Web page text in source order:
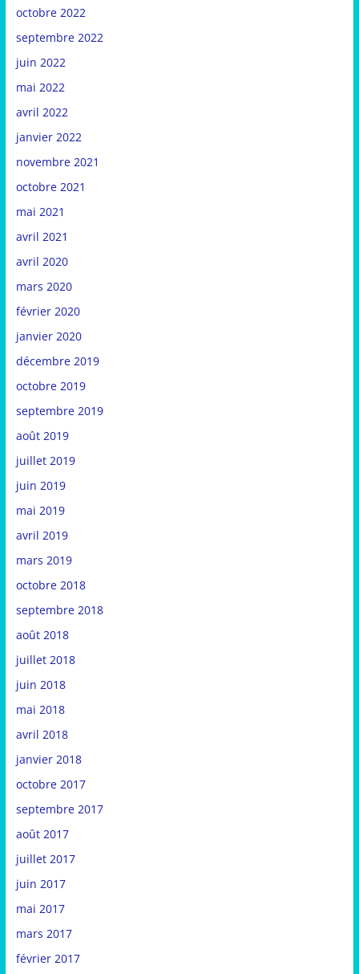
octobre 2022
septembre 2022
juin 2022
mai 2022
avril 2022
janvier 2022
novembre 2021
octobre 2021
mai 2021
avril 2021
avril 2020
mars 2020
février 2020
janvier 2020
décembre 2019
octobre 2019
septembre 2019
août 2019
juillet 2019
juin 2019
mai 2019
avril 2019
mars 2019
octobre 2018
septembre 2018
août 2018
juillet 2018
juin 2018
mai 2018
avril 2018
janvier 2018
octobre 2017
septembre 2017
août 2017
juillet 2017
juin 2017
mai 2017
mars 2017
février 2017